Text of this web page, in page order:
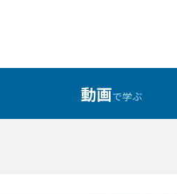
動画で学ぶ